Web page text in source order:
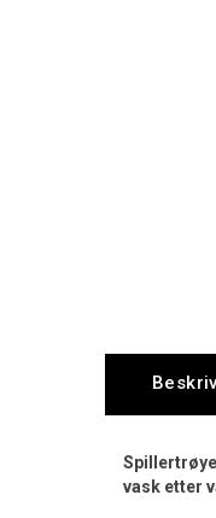
vask etter